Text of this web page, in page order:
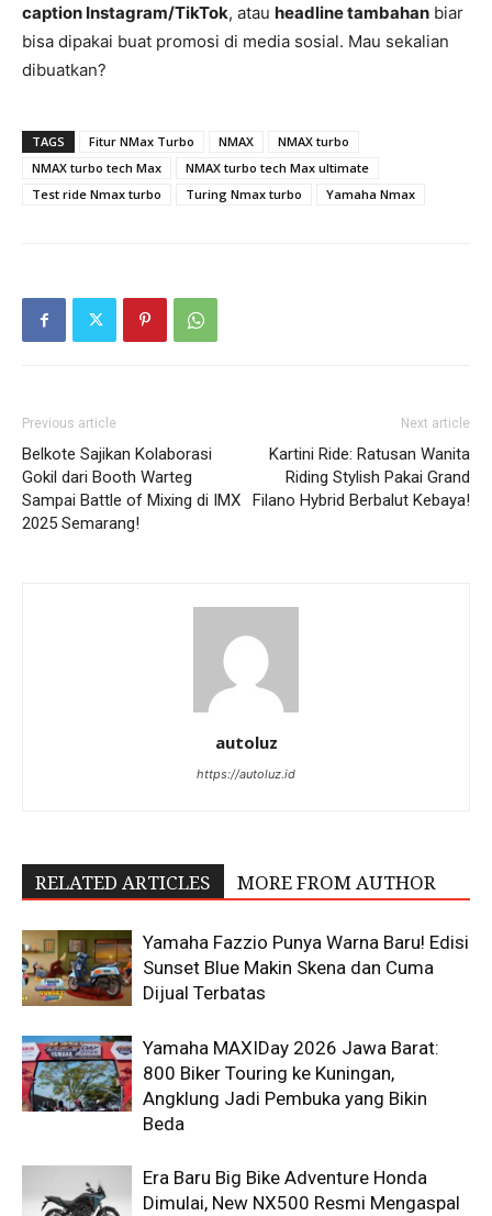
caption Instagram/TikTok, atau headline tambahan biar
bisa dipakai buat promosi di media sosial. Mau sekalian
dibuatkan?
TAGS Fitur NMax Turbo NMAX
NMAX turbo
NMAX turbo tech Max
NMAX turbo tech Max ultimate
Test ride Nmax turbo
Turing Nmax turbo Yamaha Nmax
Previous article
Belkote Sajikan Kolaborasi
Gokil dari Booth Warteg
Sampai Battle of Mixing di IMX
2025 Semarang!
Next article
Kartini Ride: Ratusan Wanita
Riding Stylish Pakai Grand
Filano Hybrid Berbalut Kebaya!
autoluz
https://autoluz.id
RELATED ARTICLES MORE FROM AUTHOR
Yamaha Fazzio Punya Warna Baru! Edisi
Sunset Blue Makin Skena dan Cuma
Dijual Terbatas
Yamaha MAXIDay 2026 Jawa Barat:
800 Biker Touring ke Kuningan,
Angklung Jadi Pembuka yang Bikin
Beda
Era Baru Big Bike Adventure Honda
Dimulai, New NX500 Resmi Mengaspal